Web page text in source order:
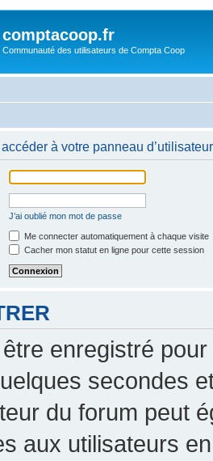
comptacoop.fr
Communauté des utilisateurs de Compta Coop
à votre panneau
J’ai oublié mon mot de passe
Me connecter automatiquement à chaque visite
Cacher mon statut en ligne pour cette session
enregistré
secondes
du forum peut
aux utilisateurs